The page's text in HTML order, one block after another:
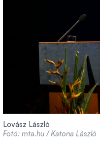
Lovász László
Fotó: mta.hu / Katona László